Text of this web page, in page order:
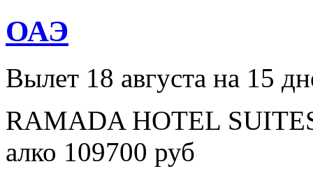
ОАЭ
Вылет 18 августа на 15
RAMADA HOTEL
алко 109700 руб